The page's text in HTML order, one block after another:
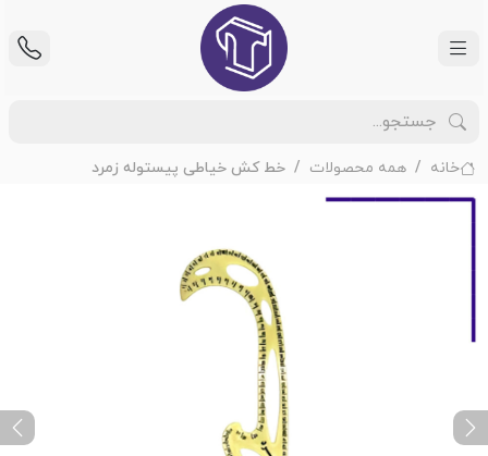
خانه همه محصولات خط کش خیاطی پیستوله زمرد
Previous